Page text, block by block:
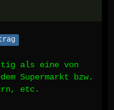
als eine von
Supermarkt bzw.
etc.